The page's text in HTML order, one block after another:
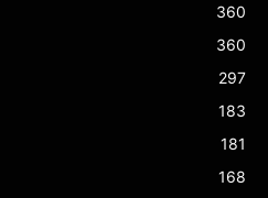
360
360
297
183
181
168